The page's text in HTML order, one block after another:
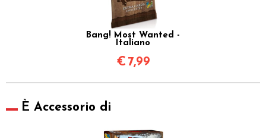
Bang! Most Wanted -
Italiano
€ 7,99
È Accessorio di